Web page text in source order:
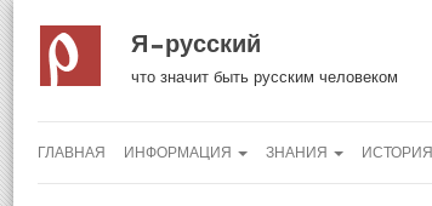
Я русский
что значит быть русским человеком
ГЛАВНАЯ ИНФОРМАЦИЯ ЗНАНИЯ ИСТОРИЯ